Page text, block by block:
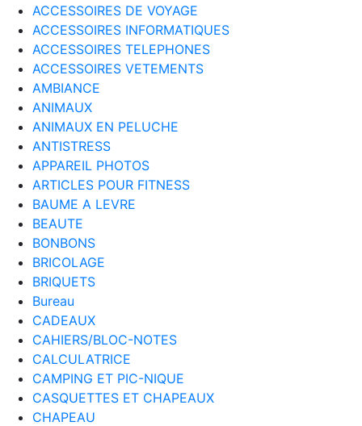
ACCESSOIRES DE VOYAGE
ACCESSOIRES INFORMATIQUES
ACCESSOIRES TELEPHONES
ACCESSOIRES VETEMENTS
AMBIANCE
ANIMAUX
ANIMAUX EN PELUCHE
ANTISTRESS
APPAREIL PHOTOS
ARTICLES POUR FITNESS
BAUME A LEVRE
BEAUTE
BONBONS
BRICOLAGE
BRIQUETS
Bureau
CADEAUX
CAHIERS/BLOC-NOTES
CALCULATRICE
CAMPING ET PIC-NIQUE
CASQUETTES ET CHAPEAUX
CHAPEAU